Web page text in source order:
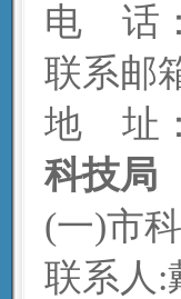
电 话：
联系邮
地 址
科技局
(一)市
联系人: